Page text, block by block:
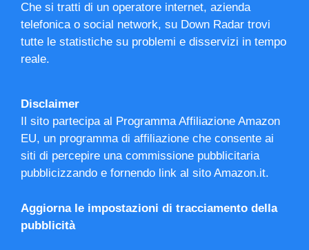
Che si tratti di un operatore internet, azienda
telefonica o social network, su Down Radar trovi
tutte le statistiche su problemi e disservizi in tempo
reale.
Disclaimer
Il sito partecipa al Programma Affiliazione Amazon
EU, un programma di affiliazione che consente ai
siti di percepire una commissione pubblicitaria
pubblicizzando e fornendo link al sito Amazon.it.
Aggiorna le impostazioni di tracciamento della
pubblicità